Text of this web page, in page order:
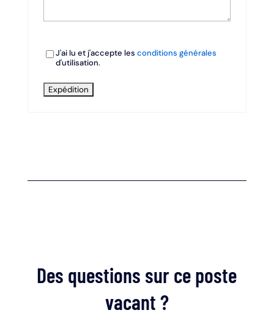
Consentement
J'ai lu et j'accepte les conditions générales
d'utilisation.
Des questions sur ce poste
vacant ?